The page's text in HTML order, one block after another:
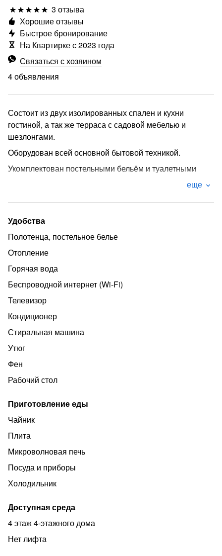
3 отзыва
Связаться с хозяином
4 объявления
Хорошие отзывы
Быстрое бронирование
На Квартирке с 2023 года
Состоит из двух изолированных спален и кухни
гостиной, а так же терраса с садовой мебелью и
шезлонгами.
Оборудован всей основной бытовой техникой.
Укомплектован постельными бельём и туалетными
Место положения обеспечивает шаговую доступность
ко всей центральной инфраструктуре, от пляжа 4
минуты пешего хода по прямой
еще
Удобства
Полотенца, постельное белье
Отопление
Горячая вода
Беспроводной интернет (Wi‑Fi)
Телевизор
Кондиционер
Стиральная машина
Утюг
Фен
Рабочий стол
Приготовление еды
Чайник
Плита
Микроволновая печь
Посуда и приборы
Холодильник
Доступная среда
4 этаж 4-этажного дома
Нет лифта